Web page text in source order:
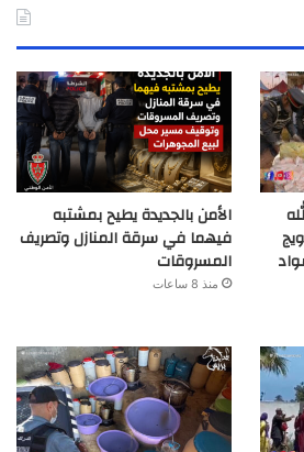
الأمن بالجديدة يطيح بمشتبه
فيهما في سرقة المنازل وتصريف
المسروقات
منذ 8 ساعات